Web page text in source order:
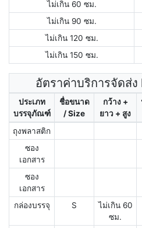
ไม่เกิน 60 ซม.
ไม่เกิน 90 ซม.
ไม่เกิน 120 ซม.
ไม่เกิน 150 ซม.
อัตราค่าบริการจัดส่ง
ประเภท
บรรจุภัณฑ์
ชื่อขนาด
/ Size
กว้าง +
ยาว + สูง
ถุงพลาสติก
ซอง
เอกสาร
ซอง
เอกสาร
กล่องบรรจุ S
ไม่เกิน 60
ซม.